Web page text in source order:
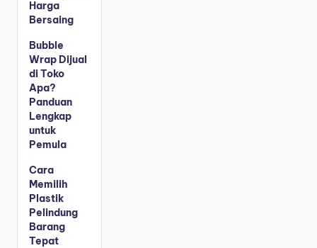
Harga
Bersaing
Bubble
Wrap Dijual
di Toko
Apa?
Panduan
Lengkap
untuk
Pemula
Cara
Memilih
Plastik
Pelindung
Barang
Tepat